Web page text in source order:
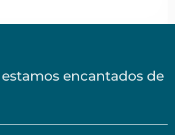
encantados de